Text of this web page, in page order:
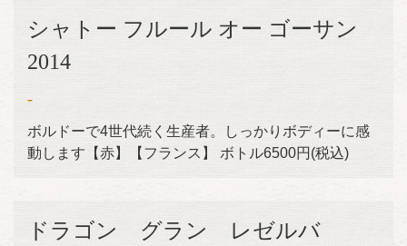
シャトー フルール オー ゴーサン
2014
-
ボルドーで4世代続く生産者。しっかりボディーに感
動します【赤】【フランス】 ボトル6500円(税込)
ドラゴン グラン レゼルバ